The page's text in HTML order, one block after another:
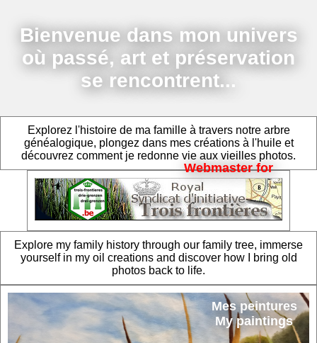
Bienvenue dans mon univers
où passé, art et préservation
se rencontrent...
Explorez l'histoire de ma famille à travers notre arbre
généalogique, plongez dans mes créations à l'huile et
découvrez comment je redonne vie aux vieilles photos.
Webmaster for
Explore my family history through our family tree, immerse
yourself in my oil creations and discover how I bring old
photos back to life.
Mes peintures
My paintings